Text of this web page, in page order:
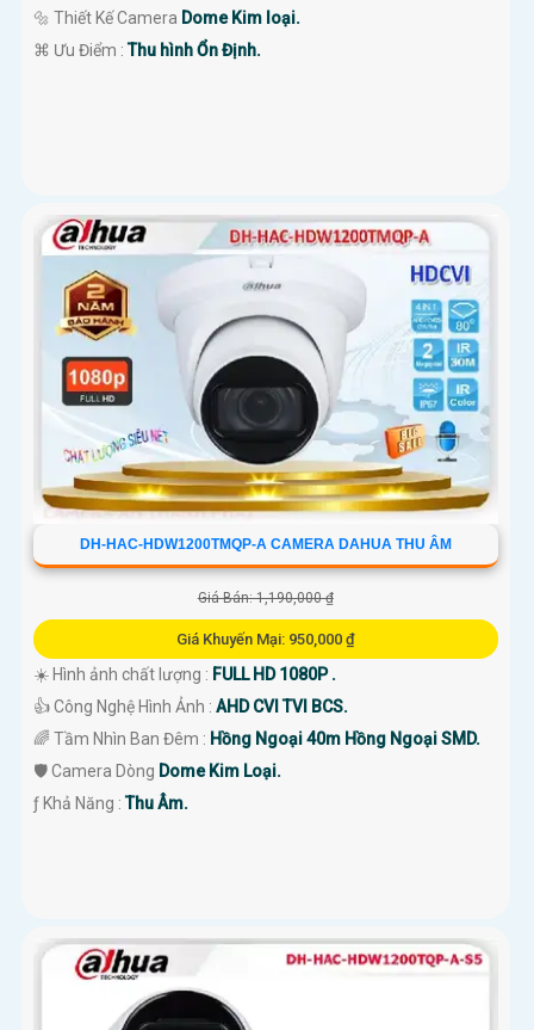
🔩 Thiết Kế Camera Dome Kim loại.
️⌘ Ưu Điểm :Thu hình Ổn Định.
DH-HAC-HDW1200TMQP-A CAMERA DAHUA THU ÂM
Giá Bán: 1,190,000 ₫
Giá Khuyến Mại: 950,000 ₫
☀️ Hình ảnh chất lượng : FULL HD 1080P .
👍 Công Nghệ Hình Ảnh : AHD CVI TVI BCS.
🌈 Tầm Nhìn Ban Đêm : Hồng Ngoại 40m Hồng Ngoại SMD.
🛡 Camera Dòng Dome Kim Loại.
️ƒ Khả Năng :Thu Âm.